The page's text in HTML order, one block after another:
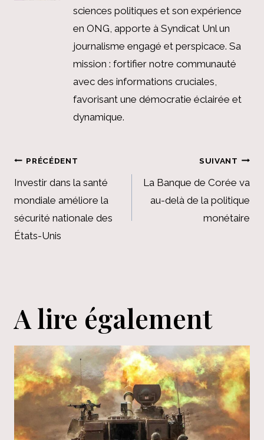
sciences politiques et son expérience
en ONG, apporte à Syndicat Unl un
journalisme engagé et perspicace. Sa
mission : fortifier notre communauté
avec des informations cruciales,
favorisant une démocratie éclairée et
dynamique.
Navigation
de
l’article
PRÉCÉDENT
Investir dans la santé
mondiale améliore la
sécurité nationale des
États-Unis
SUIVANT
La Banque de Corée va
au-delà de la politique
monétaire
A lire également